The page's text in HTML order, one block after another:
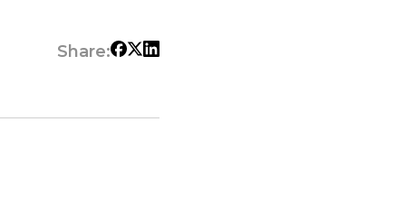
Share: